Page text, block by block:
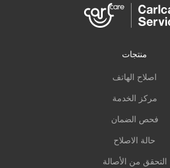
منتجات
اصلاح الهاتف
مركز الخدمة
فحص الضمان
حالة الاصلاح
التحقق من الأصالة